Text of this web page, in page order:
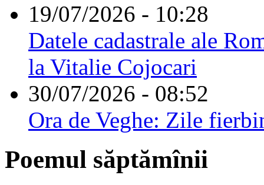
19/07/2026 - 10:28
Datele cadastrale ale
la Vitalie Cojocari
30/07/2026 - 08:52
Ora de Veghe: Zile
Poemul săptămînii